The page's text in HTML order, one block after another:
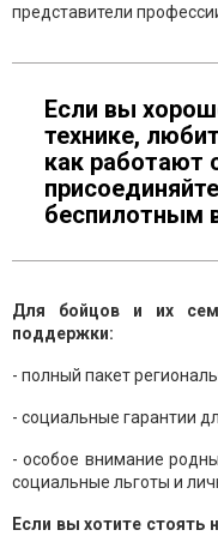
представители
Если вы
технике,
как работают
беспилотным
Для бойцов и их
поддержки:
- полный пакет
- социальные гарантии
- особое внимание
социальные льготы и
Если вы хотите